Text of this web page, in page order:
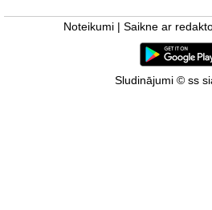
Noteikumi Saikne ar
Sludinājumi © ss